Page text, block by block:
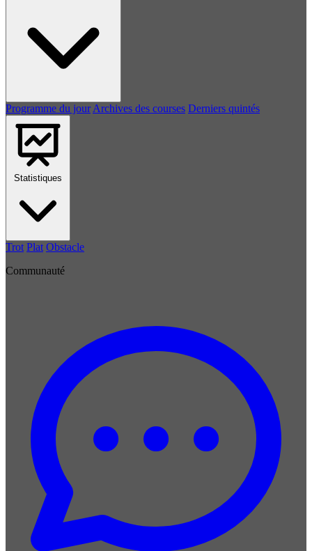
Programme du jour Archives des courses Derniers quintés
Statistiques
Trot Plat Obstacle
Communauté